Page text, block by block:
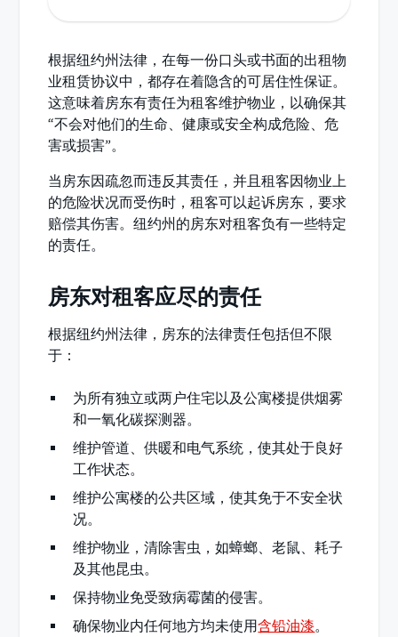
根据纽约州法律，在每一份口头或书面的出租物
业租赁协议中，都存在着隐含的可居住性保证。
这意味着房东有责任为租客维护物业，以确保其
“不会对他们的生命、健康或安全构成危险、危
害或损害”。
当房东因疏忽而违反其责任，并且租客因物业上
的危险状况而受伤时，租客可以起诉房东，要求
赔偿其伤害。纽约州的房东对租客负有一些特定
的责任。
房东对租客应尽的责任
根据纽约州法律，房东的法律责任包括但不限
于：
为所有独立或两户住宅以及公寓楼提供烟雾
和一氧化碳探测器。
维护管道、供暖和电气系统，使其处于良好
工作状态。
维护公寓楼的公共区域，使其免于不安全状
况。
维护物业，清除害虫，如蟑螂、老鼠、耗子
及其他昆虫。
保持物业免受致病霉菌的侵害。
确保物业内任何地方均未使用含铅油漆。